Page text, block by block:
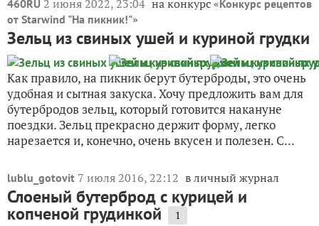
460RU 2 июня 2022, 23:04 на конкурс «Конкурс рецептов
от Starwind "На пикник!"»
Зельц из свиных ушей и куриной грудки
Как правило, на пикник берут бутерброды, это очень
удобная и сытная закуска. Хочу предложить вам для
бутербродов зельц, который готовится накануне
поездки. Зельц прекрасно держит форму, легко
нарезается и, конечно, очень вкусен и полезен. С...
lublu_gotovit 7 июля 2016, 22:12 в личный журнал
Слоеный бутерброд с курицей и
копченой грудинкой 1